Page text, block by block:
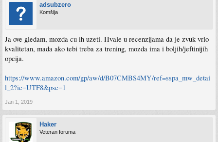
adsubzero
Komšija
Ja ove gledam, mozda cu ih uzeti. Hvale u recenzijama da je zvuk vrlo
kvalitetan, mada ako tebi treba za trening, mozda ima i boljih/jeftinijih
opcija.
https://www.amazon.com/gp/aw/d/B07CMBS4MY/ref=sspa_mw_detai
l_2?ie=UTF8&psc=1
Jan 1, 2019
Haker
Veteran foruma